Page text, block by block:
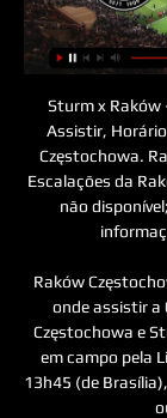
Sturm x Raków
Assistir,
Częstochowa.
Escalações da
não
Raków
onde assistir
Częstochowa e
em campo pela
13h45 (de